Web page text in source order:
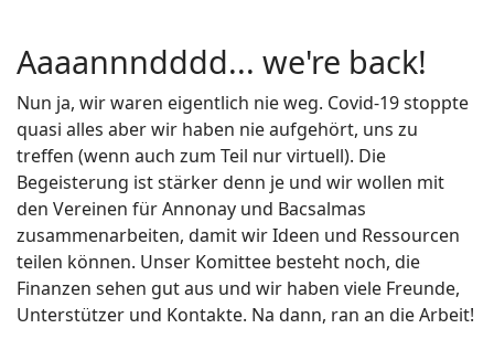
Aaaannndddd... we're back!
Nun ja, wir waren eigentlich nie weg. Covid-19 stoppte
quasi alles aber wir haben nie aufgehört, uns zu
treffen (wenn auch zum Teil nur virtuell). Die
Begeisterung ist stärker denn je und wir wollen mit
den Vereinen für Annonay und Bacsalmas
zusammenarbeiten, damit wir Ideen und Ressourcen
teilen können. Unser Komittee besteht noch, die
Finanzen sehen gut aus und wir haben viele Freunde,
Unterstützer und Kontakte. Na dann, ran an die Arbeit!